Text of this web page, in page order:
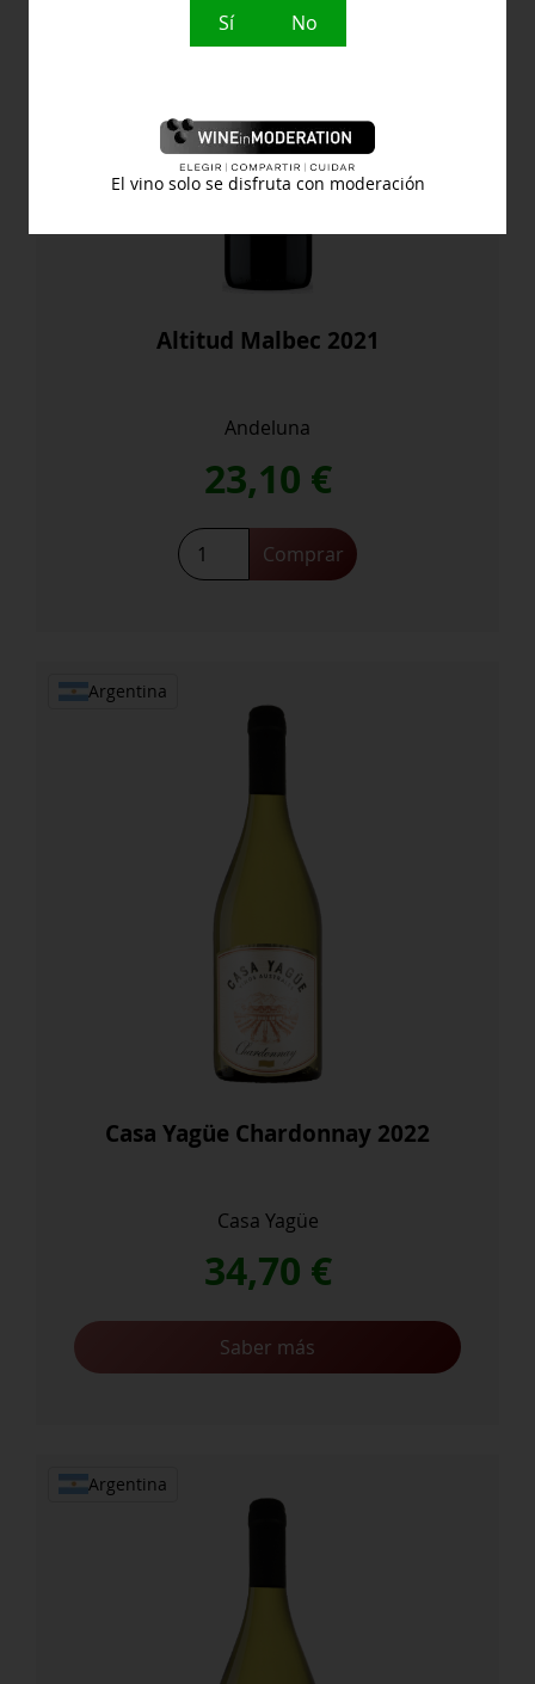
Altitud Malbec 2021
Andeluna
23,10 €
Altitud
Malbec
Comprar
Argentina
Casa Yagüe Chardonnay 2022
Casa Yagüe
34,70 €
Saber más
Argentina
Sí No
El vino solo se disfruta con moderación